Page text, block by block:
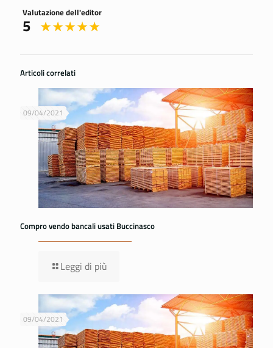
Valutazione dell'editor
5
Articoli correlati
09/04/2021
Compro vendo bancali usati Buccinasco
Leggi di più
09/04/2021